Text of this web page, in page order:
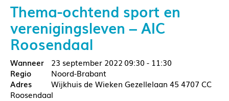
Thema-ochtend sport en
verenigingsleven – AIC
Roosendaal
23 september 2022 09:30 - 11:30
Noord-Brabant
Wijkhuis de Wieken Gezellelaan 45 4707 CC
Roosendaal